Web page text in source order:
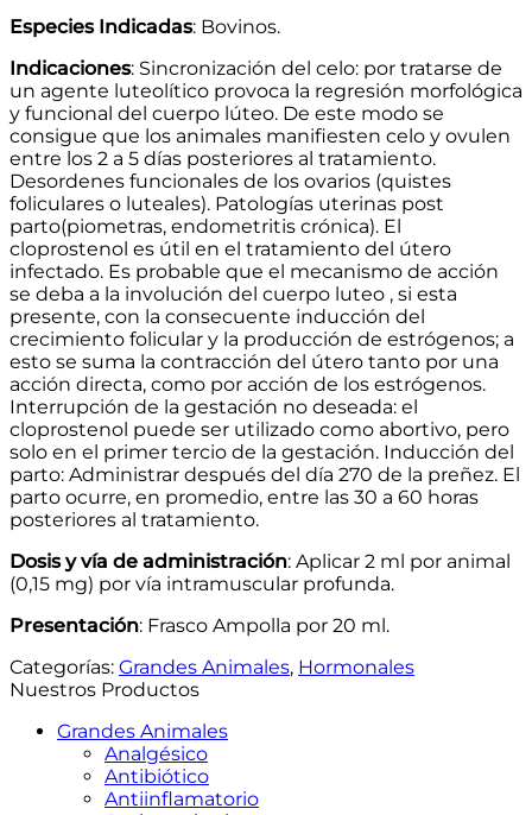
Especies Indicadas: Bovinos.
Indicaciones: Sincronización del celo: por tratarse de
un agente luteolítico provoca la regresión morfológica
y funcional del cuerpo lúteo. De este modo se
consigue que los animales manifiesten celo y ovulen
entre los 2 a 5 días posteriores al tratamiento.
Desordenes funcionales de los ovarios (quistes
foliculares o luteales). Patologías uterinas post
parto(piometras, endometritis crónica). El
cloprostenol es útil en el tratamiento del útero
infectado. Es probable que el mecanismo de acción
se deba a la involución del cuerpo luteo , si esta
presente, con la consecuente inducción del
crecimiento folicular y la producción de estrógenos; a
esto se suma la contracción del útero tanto por una
acción directa, como por acción de los estrógenos.
Interrupción de la gestación no deseada: el
cloprostenol puede ser utilizado como abortivo, pero
solo en el primer tercio de la gestación. Inducción del
parto: Administrar después del día 270 de la preñez. El
parto ocurre, en promedio, entre las 30 a 60 horas
posteriores al tratamiento.
Dosis y vía de administración: Aplicar 2 ml por animal
(0,15 mg) por vía intramuscular profunda.
Presentación: Frasco Ampolla por 20 ml.
Categorías: Grandes Animales, Hormonales
Nuestros Productos
Grandes Animales
Analgésico
Antibiótico
Antiinflamatorio